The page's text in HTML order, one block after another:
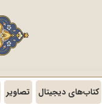
کتاب‌های دیجیتال تصاویر